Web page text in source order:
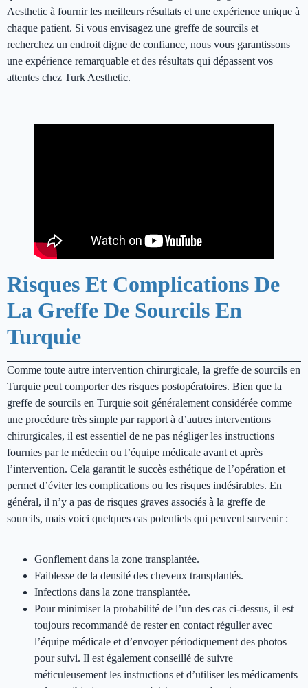
Aesthetic à fournir les meilleurs résultats et une expérience unique à
chaque patient. Si vous envisagez une greffe de sourcils et
recherchez un endroit digne de confiance, nous vous garantissons
une expérience remarquable et des résultats qui dépassent vos
attentes chez Turk Aesthetic.
greffe de sourcils en Turquie
Risques Et Complications De
La Greffe De Sourcils En
Turquie
Comme toute autre intervention chirurgicale, la greffe de sourcils en
Turquie peut comporter des risques postopératoires. Bien que la
greffe de sourcils en Turquie soit généralement considérée comme
une procédure très simple par rapport à d’autres interventions
chirurgicales, il est essentiel de ne pas négliger les instructions
fournies par le médecin ou l’équipe médicale avant et après
l’intervention. Cela garantit le succès esthétique de l’opération et
permet d’éviter les complications ou les risques indésirables. En
général, il n’y a pas de risques graves associés à la greffe de
sourcils, mais voici quelques cas potentiels qui peuvent survenir :
Gonflement dans la zone transplantée.
Faiblesse de la densité des cheveux transplantés.
Infections dans la zone transplantée.
Pour minimiser la probabilité de l’un des cas ci-dessus, il est
toujours recommandé de rester en contact régulier avec
l’équipe médicale et d’envoyer périodiquement des photos
pour suivi. Il est également conseillé de suivre
méticuleusement les instructions et d’utiliser les médicaments